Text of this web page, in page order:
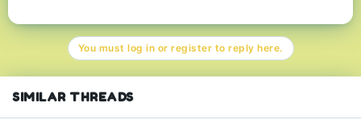
You must log in or register to reply here.
SIMILAR THREADS